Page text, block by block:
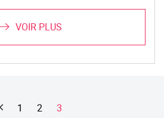
VOIR PLUS
PagePage
1 Page
2
Page
3